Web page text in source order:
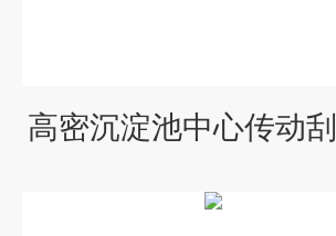
高密沉淀池中心传动